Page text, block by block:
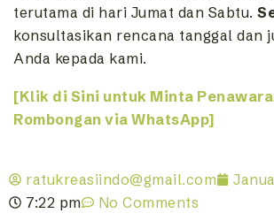
terutama di hari Jumat dan Sabtu.
konsultasikan rencana tanggal dan
Anda kepada kami.
[Klik di Sini untuk Minta
Rombongan via WhatsApp]
ratukreasiindo@gmail.com
7:22 pm
No Comments